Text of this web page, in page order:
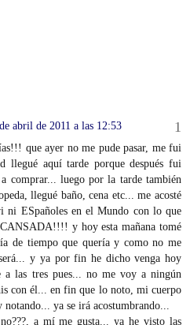
abril de 2011 a las 12:53
que ayer no me pude pasar, me fui
llegué aquí tarde porque después fui
comprar... luego por la tarde también
llegué baño, cena etc... me acosté
ni ESpañoles en el Mundo con lo que
y hoy esta mañana tomé
de tiempo que quería y como no me
y ya por fin he dicho venga hoy
a las tres pues... no me voy a ningún
con él... en fin que lo noto, mi cuerpo
ya se irá acostumbrando...
a mí me gusta... ya he visto las